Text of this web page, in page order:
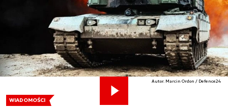
WIADOMOŚCI
Autor. Marcin Ordon / Defence24